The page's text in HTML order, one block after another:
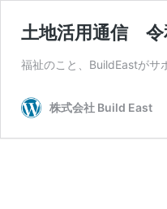
土地活用通信 令
福祉のこと、BuildEastがサ
株式会社 Build East